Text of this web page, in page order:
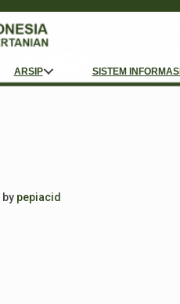
ARSIP SISTEM INFORMASI
by pepiacid